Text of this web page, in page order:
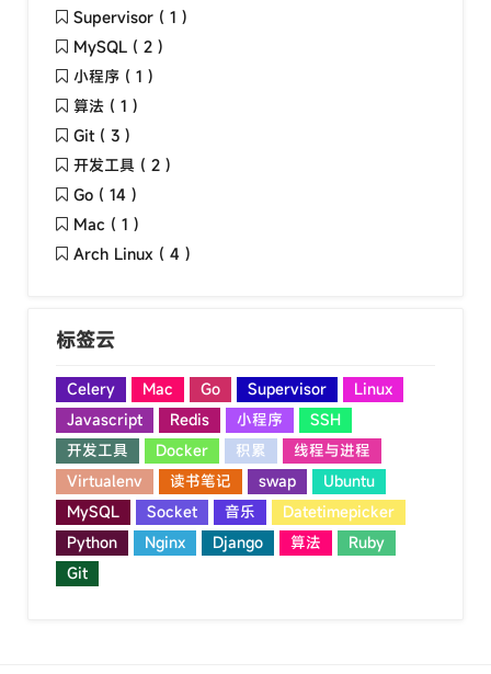
Supervisor ( 1 )
MySQL ( 2 )
小程序 ( 1 )
算法 ( 1 )
Git ( 3 )
开发工具 ( 2 )
Go ( 14 )
Mac ( 1 )
Arch Linux ( 4 )
标签云
Celery Mac Go Supervisor
Linux
Javascript
Redis 小程序
SSH
开发工具
Docker 积累
线程与进程
Virtualenv
读书笔记 swap
Ubuntu
MySQL
Socket 音乐
Datetimepicker
Python
Nginx Django 算法
Ruby
Git